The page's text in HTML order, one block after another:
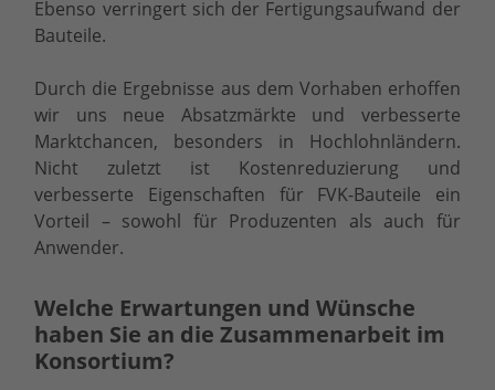
Ebenso verringert sich der Fertigungsaufwand der
Bauteile.
Durch die Ergebnisse aus dem Vorhaben erhoffen
wir uns neue Absatzmärkte und verbesserte
Marktchancen, besonders in Hochlohnländern.
Nicht zuletzt ist Kostenreduzierung und
verbesserte Eigenschaften für FVK-Bauteile ein
Vorteil – sowohl für Produzenten als auch für
Anwender.
Welche Erwartungen und Wünsche
haben Sie an die Zusammenarbeit im
Konsortium?